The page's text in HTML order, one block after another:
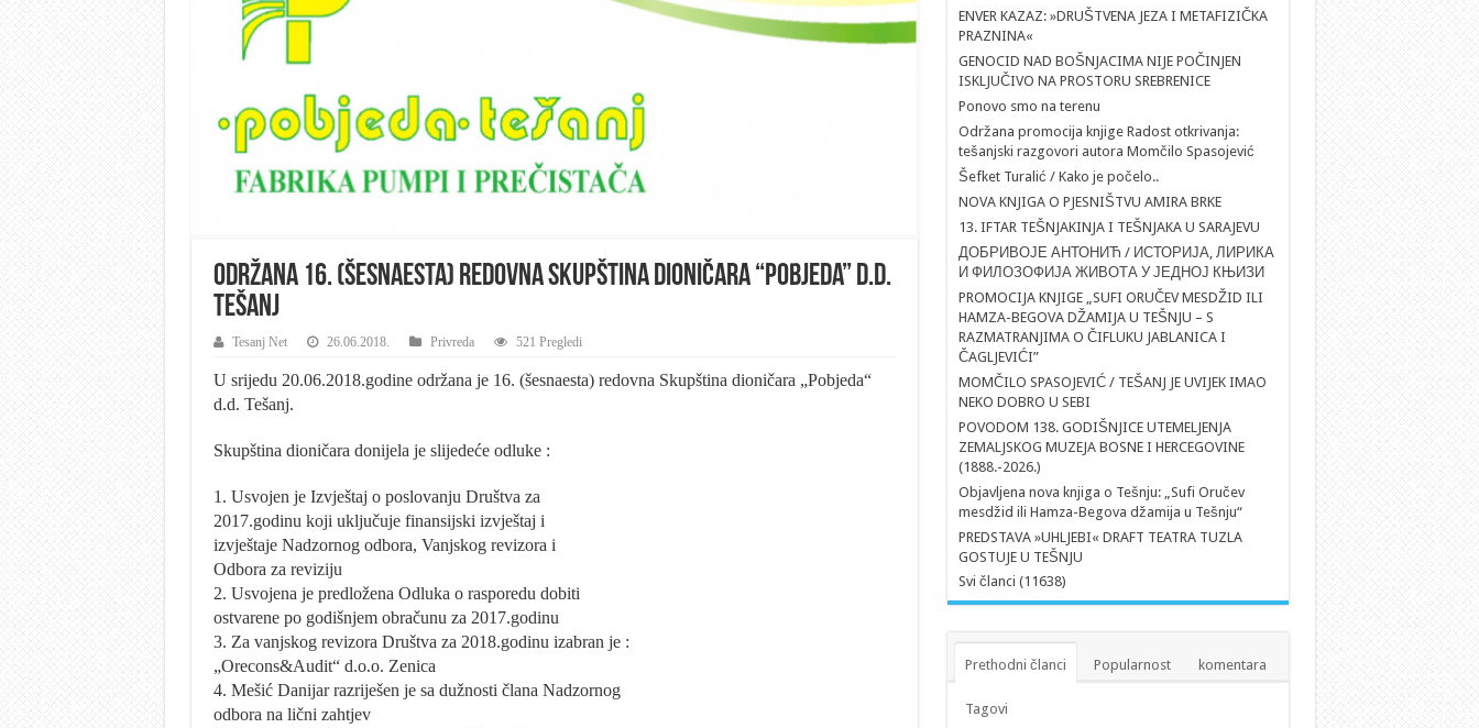
Održana 16. (šesnaesta) redovna Skupština dioničara “Pobjeda” d.d.
Tešanj
Tesanj Net 26.06.2018. Privreda 521 Pregledi
U srijedu 20.06.2018.godine održana je 16. (šesnaesta) redovna Skupština dioničara „Pobjeda“
d.d. Tešanj.
Skupština dioničara donijela je slijedeće odluke :
1. Usvojen je Izvještaj o poslovanju Društva za
2017.godinu koji uključuje finansijski izvještaj i
izvještaje Nadzornog odbora, Vanjskog revizora i
Odbora za reviziju
2. Usvojena je predložena Odluka o rasporedu dobiti
ostvarene po godišnjem obračunu za 2017.godinu
3. Za vanjskog revizora Društva za 2018.godinu izabran je :
„Orecons&Audit“ d.o.o. Zenica
4. Mešić Danijar razriješen je sa dužnosti člana Nadzornog
odbora na lični zahtjev
ENVER KAZAZ: »DRUŠTVENA JEZA I METAFIZIČKA
PRAZNINA«
GENOCID NAD BOŠNJACIMA NIJE POČINJEN
ISKLJUČIVO NA PROSTORU SREBRENICE
Ponovo smo na terenu
Održana promocija knjige Radost otkrivanja:
tešanjski razgovori autora Momčilo Spasojević
Šefket Turalić / Kako je počelo..
NOVA KNJIGA O PJESNIŠTVU AMIRA BRKE
13. IFTAR TEŠNJAKINJA I TEŠNJAKA U SARAJEVU
ДОБРИВОЈЕ АНТОНИЋ / ИСТОРИЈА, ЛИРИКА
И ФИЛОЗОФИЈА ЖИВОТА У ЈЕДНОЈ КЊИЗИ
PROMOCIJA KNJIGE „SUFI ORUČEV MESDŽID ILI
HAMZA-BEGOVA DŽAMIJA U TEŠNJU – S
RAZMATRANJIMA O ČIFLUKU JABLANICA I
ČAGLJEVIĆI”
MOMČILO SPASOJEVIĆ / TEŠANJ JE UVIJEK IMAO
NEKO DOBRO U SEBI
POVODOM 138. GODIŠNJICE UTEMELJENJA
ZEMALJSKOG MUZEJA BOSNE I HERCEGOVINE
(1888.-2026.)
Objavljena nova knjiga o Tešnju: „Sufi Oručev
mesdžid ili Hamza-Begova džamija u Tešnju“
PREDSTAVA »UHLJEBI« DRAFT TEATRA TUZLA
GOSTUJE U TEŠNJU
Svi članci (11638)
Prethodni članci Popularnost komentara
Tagovi